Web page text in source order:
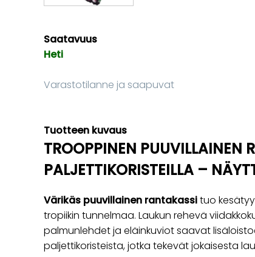
Saatavuus
Heti
Varastotilanne ja saapuvat
Tuotteen kuvaus
TROOPPINEN PUUVILLAINEN
PALJETTIKORISTEILLA –
Värikäs puuvillainen rantakassituo
tropiikin tunnelmaa. Laukun rehevä
palmunlehdet ja eläinkuviot saavat
paljettikoristeista, jotka tekevät jokaisesta